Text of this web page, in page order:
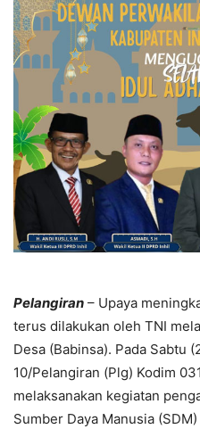
Pelangiran – Upaya
terus dilakukan oleh TNI
Desa (Babinsa). Pada Sabtu
10/Pelangiran (Plg) Kodim
melaksanakan kegiatan
Sumber Daya Manusia